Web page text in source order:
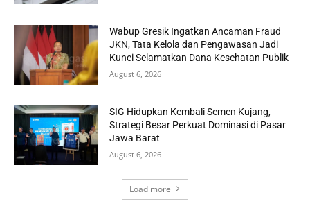
Wabup Gresik Ingatkan Ancaman Fraud
JKN, Tata Kelola dan Pengawasan Jadi
Kunci Selamatkan Dana Kesehatan Publik
August 6, 2026
SIG Hidupkan Kembali Semen Kujang,
Strategi Besar Perkuat Dominasi di Pasar
Jawa Barat
August 6, 2026
Load more